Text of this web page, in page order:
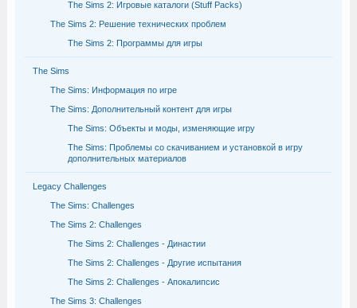
The Sims 2: Игровые каталоги (Stuff Packs)
The Sims 2: Решение технических проблем
The Sims 2: Программы для игры
The Sims
The Sims: Информация по игре
The Sims: Дополнительный контент для игры
The Sims: Объекты и моды, изменяющие игру
The Sims: Проблемы со скачиванием и установкой в игру
дополнительных материалов
Legacy Challenges
The Sims: Challenges
The Sims 2: Challenges
The Sims 2: Challenges - Династии
The Sims 2: Challenges - Другие испытания
The Sims 2: Challenges - Апокалипсис
The Sims 3: Challenges